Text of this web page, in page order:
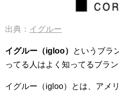
出典： イグルー
イグルー（igloo）
というブラ
ってる人はよく知ってるブラン
イグルー（igloo）とは、アメ